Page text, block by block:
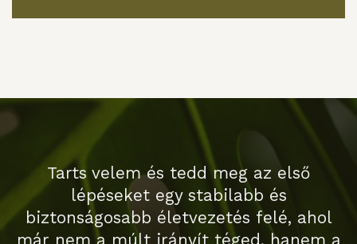
Tarts velem és tedd meg az első